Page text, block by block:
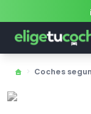
Coches